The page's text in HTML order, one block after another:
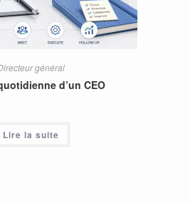
général
d’un CEO
Lire la suite